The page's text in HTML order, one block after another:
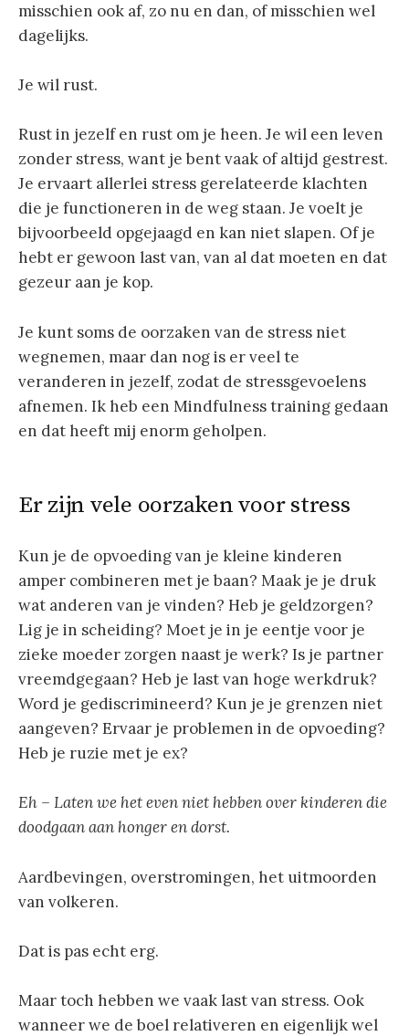
misschien ook af, zo nu en dan, of misschien wel
dagelijks.
Je wil rust.
Rust in jezelf en rust om je heen. Je wil een leven
zonder stress, want je bent vaak of altijd gestrest.
Je ervaart allerlei stress gerelateerde klachten
die je functioneren in de weg staan. Je voelt je
bijvoorbeeld opgejaagd en kan niet slapen. Of je
hebt er gewoon last van, van al dat moeten en dat
gezeur aan je kop.
Je kunt soms de oorzaken van de stress niet
wegnemen, maar dan nog is er veel te
veranderen in jezelf, zodat de stressgevoelens
afnemen. Ik heb een Mindfulness training gedaan
en dat heeft mij enorm geholpen.
Er zijn vele oorzaken voor stress
Kun je de opvoeding van je kleine kinderen
amper combineren met je baan? Maak je je druk
wat anderen van je vinden? Heb je geldzorgen?
Lig je in scheiding? Moet je in je eentje voor je
zieke moeder zorgen naast je werk? Is je partner
vreemdgegaan? Heb je last van hoge werkdruk?
Word je gediscrimineerd? Kun je je grenzen niet
aangeven? Ervaar je problemen in de opvoeding?
Heb je ruzie met je ex?
Eh – Laten we het even niet hebben over kinderen die
doodgaan aan honger en dorst.
Aardbevingen, overstromingen, het uitmoorden
van volkeren.
Dat is pas echt erg.
Maar toch hebben we vaak last van stress. Ook
wanneer we de boel relativeren en eigenlijk wel